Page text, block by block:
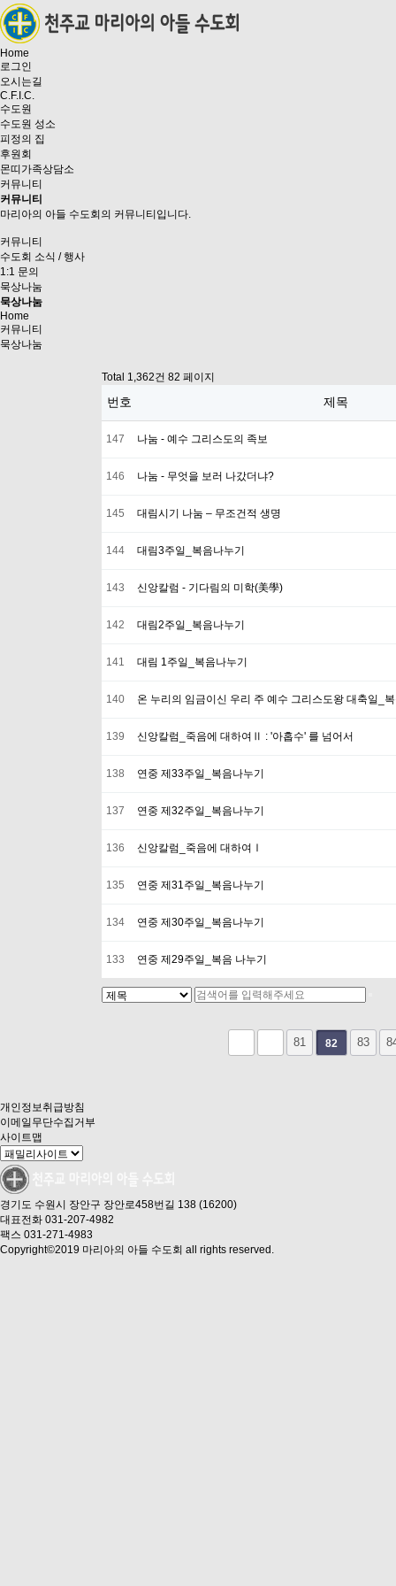
Home
로그인
오시는길
C.F.I.C.
수도원
수도원 성소
피정의 집
후원회
몬띠가족상담소
커뮤니티
커뮤니티
마리아의 아들 수도회의 커뮤니티입니다.
커뮤니티
수도회 소식 / 행사
1:1 문의
묵상나눔
묵상나눔
Home
커뮤니티
묵상나눔
Total 1,362건 82 페이지
번호 제목
147 나눔 - 예수 그리스도의 족보
146 나눔 - 무엇을 보러 나갔더냐?
145 대림시기 나눔 – 무조건적 생명
144 대림3주일_복음나누기
143 신앙칼럼 - 기다림의 미학(美學)
142 대림2주일_복음나누기
141 대림 1주일_복음나누기
140 온 누리의 임금이신 우리 주 예수 그리스도왕 대축일_
139 신앙칼럼_죽음에 대하여Ⅱ : '아홉수' 를 넘어서
138 연중 제33주일_복음나누기
137 연중 제32주일_복음나누기
136 신앙칼럼_죽음에 대하여Ⅰ
135 연중 제31주일_복음나누기
134 연중 제30주일_복음나누기
133 연중 제29주일_복음 나누기
81 82 83
개인정보취급방침
이메일무단수집거부
사이트맵
경기도 수원시 장안구 장안로458번길 138 (16200)
대표전화 031-207-4982
팩스 031-271-4983
Copyright©2019 마리아의 아들 수도회 all rights reserved.